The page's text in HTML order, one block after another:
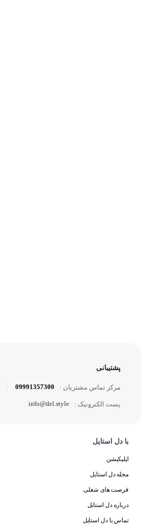
پشتیبانی
مرکز تماس مشتریان : 09991357300
پست الکترونیک : info@del.style
با دل استایل
اپلیکیشن
مجله دل استایل
فرصت های شغلی
درباره دل استایل
تماس با دل استایل